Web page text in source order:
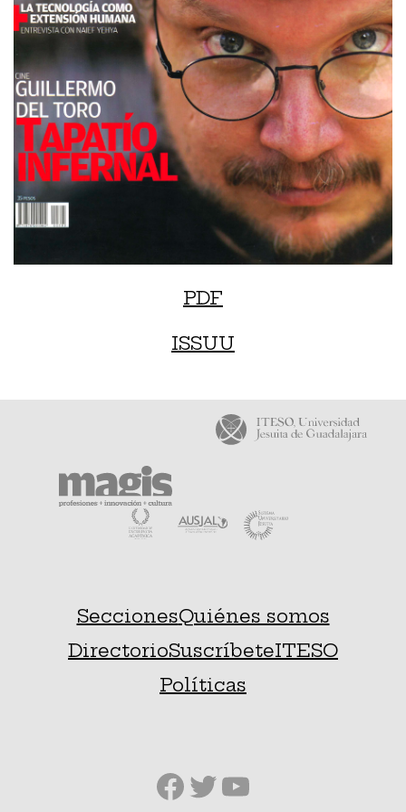
PDF
ISSUU
SeccionesQuiénes somos
DirectorioSuscríbeteITESO
Políticas
Facebook
Twitter
YouTube